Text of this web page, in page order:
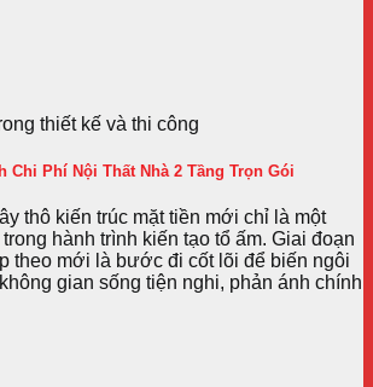
Chi Phí Nội Thất Nhà 2 Tầng Trọn Gói
thô kiến trúc mặt tiền mới chỉ là một
hành trình kiến tạo tổ ấm. Giai đoạn
theo mới là bước đi cốt lõi để biến ngôi
gian sống tiện nghi, phản ánh chính